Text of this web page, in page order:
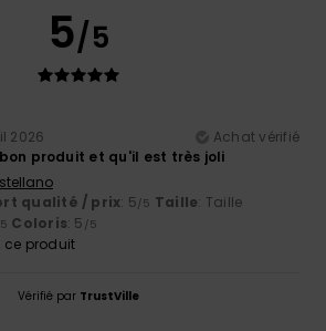
5/5
2026
Achat vérifié
produit et qu'il est très joli
qualité / prix: 5/5 Taille: Taille
Coloris: 5 /5
ce produit
Vérifié par TrustVille